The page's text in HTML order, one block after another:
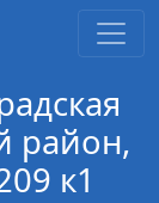
район,
к1